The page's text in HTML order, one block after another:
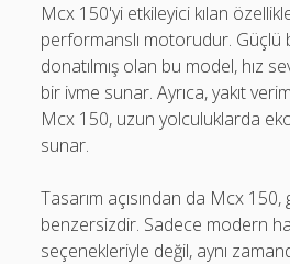
Mcx 150'yi etkileyici kılan
performanslı motorudur. Güçlü
donatılmış olan bu model, hız
bir ivme sunar. Ayrıca, yakıt
Mcx 150, uzun yolculuklarda
sunar.
Tasarım açısından da Mcx 150,
benzersizdir. Sadece modern
seçenekleriyle değil, aynı